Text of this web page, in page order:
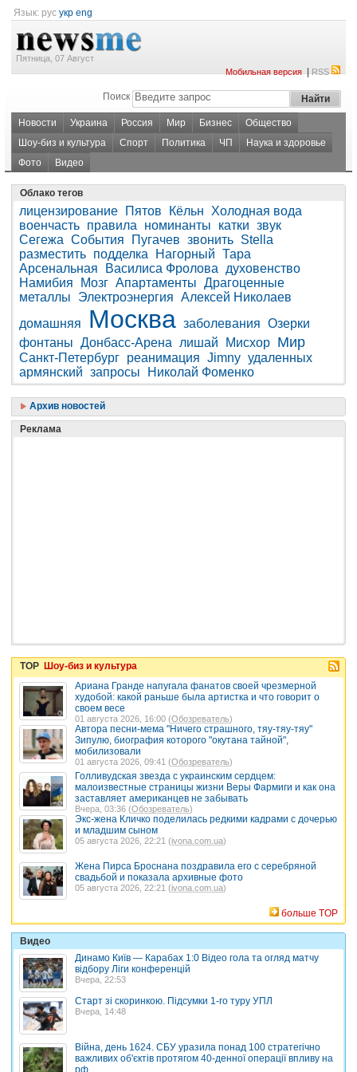
Язык: рус укр eng
Пятница, 07 Август
Мобильная версия|RSS
Поиск
Новости Украина Россия Мир Бизнес
Общество
Шоу-биз и культура
Спорт Политика ЧП
Наука и здоровье
Фото
Видео
Облако тегов
лицензирование Пятов Кёльн
Холодная вода
военчасть правила номинанты катки звук
Сегежа События Пугачев звонить Stella
разместить подделка Нагорный Тара
Арсенальная
Василиса Фролова
духовенство
Намибия
Мозг Апартаменты Драгоценные
металлы
Электроэнергия Алексей Николаев
домашняя
Москва заболевания Озерки
фонтаны Донбасс-Арена лишай Мисхор Мир
Санкт-Петербург реанимация Jimny удаленных
армянский запросы Николай Фоменко
Архив новостей
Реклама
TOP Шоу-биз и культура
Ариана Гранде напугала фанатов своей чрезмерной
худобой: какой раньше была артистка и что говорит о
своем весе
01 августа 2026, 16:00 (Обозреватель)
Автора песни-мема "Ничего страшного, тяу-тяу-тяу"
Зипулю, биография которого "окутана тайной",
мобилизовали
01 августа 2026, 09:41 (Обозреватель)
Голливудская звезда с украинским сердцем:
малоизвестные страницы жизни Веры Фармиги и как она
заставляет американцев не забывать
Вчера, 03:36 (Обозреватель)
Экс-жена Кличко поделилась редкими кадрами с дочерью
и младшим сыном
05 августа 2026, 22:21 (ivona.com.ua)
Жена Пирса Броснана поздравила его с серебряной
свадьбой и показала архивные фото
05 августа 2026, 22:21 (ivona.com.ua)
больше TOP
Видео
Динамо Київ — Карабах 1:0 Відео гола та огляд матчу
відбору Ліги конференцій
Вчера, 22:53
Старт зі скоринкою. Підсумки 1-го туру УПЛ
Вчера, 14:48
Війна, день 1624. СБУ уразила понад 100 стратегічно
важливих об'єктів протягом 40-денної операції впливу на
рф